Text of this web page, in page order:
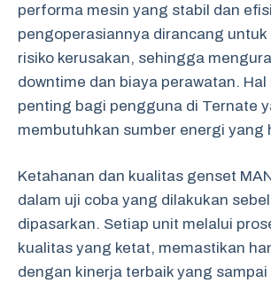
performa mesin yang stabil dan
pengoperasiannya dirancang
risiko kerusakan, sehingga
downtime dan biaya perawatan.
penting bagi pengguna di Ternate
membutuhkan sumber energi yang
Ketahanan dan kualitas genset
dalam uji coba yang dilakukan
dipasarkan. Setiap unit melalui
kualitas yang ketat, memastikan
dengan kinerja terbaik yang sampai